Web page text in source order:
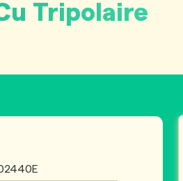
Tripolaire